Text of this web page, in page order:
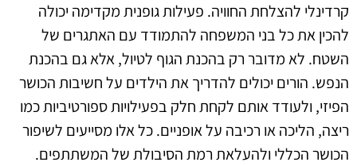
קרדינלי להצלחת החוויה. פעילות גופנית מקדימה יכולה
להכין את כל בני המשפחה להתמודד עם האתגרים של
השטח. לא מדובר רק בהכנת הגוף לטיול, אלא גם בהכנת
הנפש. הורים יכולים להדריך את הילדים על חשיבות הכושר
הפיזי, ולעודד אותם לקחת חלק בפעילויות ספורטיביות כמו
ריצה, הליכה או רכיבה על אופניים. כל אלו מסייעים לשיפור
הכושר הכללי ולהעלאת רמת הסיבולת של המשתתפים.